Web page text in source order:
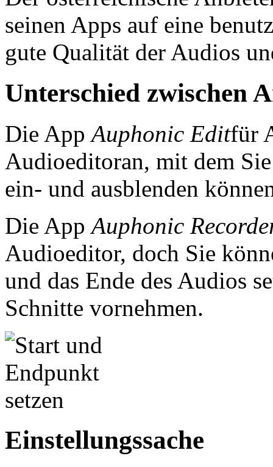
seinen Apps auf eine
gute Qualität der Audios
Unterschied zwischen
Die App Auphonic Editfür
Audioeditoran, mit dem
ein- und ausblenden
Die App Auphonic
Audioeditor, doch Sie
und das Ende des Audios
Schnitte vornehmen.
Einstellungssache